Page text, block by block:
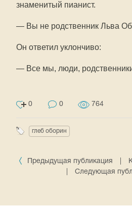
знаменитый пианист.
— Вы не родственник Льва
Он ответил уклончиво:
— Все мы, люди, родственники
0 0 764
глеб оборин
Предыдущая публикация
Следующая